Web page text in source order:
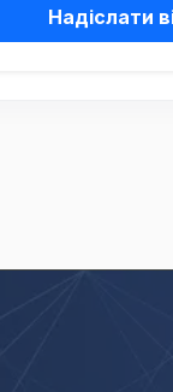
Надіслати